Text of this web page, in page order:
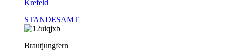
Krefeld
STANDESAMT
Brautjungfern